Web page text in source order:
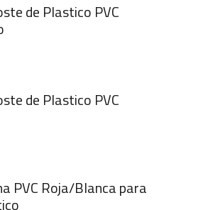
de Plastico PVC
de Plastico PVC
PVC Roja/Blanca para